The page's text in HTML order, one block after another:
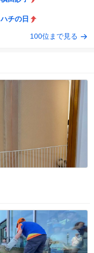
ハチの日
100位まで見る